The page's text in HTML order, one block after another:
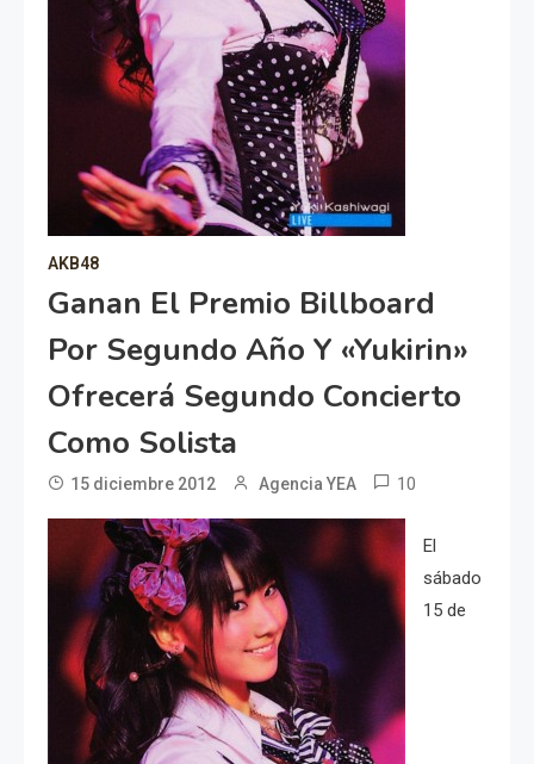
AKB48
Ganan El Premio Billboard
Por Segundo Año Y «Yukirin»
Ofrecerá Segundo Concierto
Como Solista
15 diciembre 2012 Agencia YEA 10
El
sábado
15 de